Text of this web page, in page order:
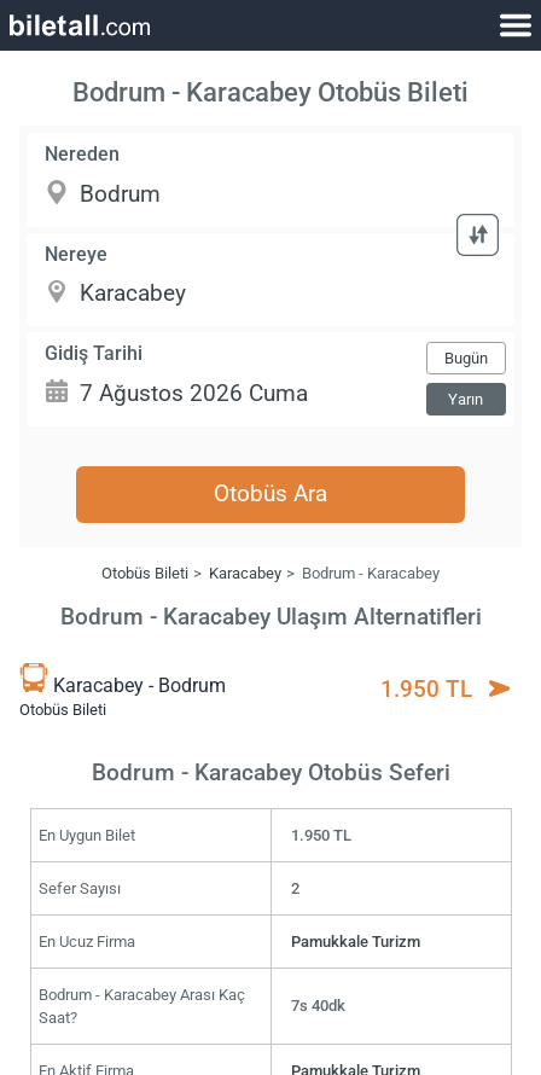
Bodrum - Karacabey Otobüs Bileti
Nereden
Nereye
Gidiş Tarihi Bugün
Yarın
Otobüs Ara
Otobüs Bileti Karacabey Bodrum - Karacabey
Bodrum - Karacabey Ulaşım Alternatifleri
Karacabey - Bodrum
Otobüs Bileti
1.950 TL
Bodrum - Karacabey Otobüs Seferi
En Uygun Bilet 1.950 TL
Sefer Sayısı 2
En Ucuz Firma Pamukkale Turizm
Bodrum - Karacabey Arası Kaç
Saat?
7s 40dk
En Aktif Firma Pamukkale Turizm